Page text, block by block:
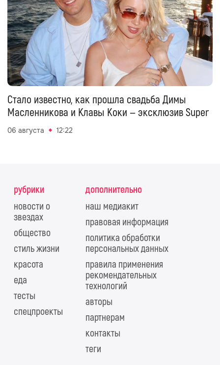
Стало известно, как прошла свадьба Димы
Масленникова и Клавы Коки — эксклюзив Super
06 августа 12:22
рубрики
новости о
звездах
общество
стиль жизни
красота
еда
тесты
спецпроекты
дополнительно
наш медиакит
правовая информация
политика обработки
персональных данных
правила применения
рекомендательных
технологий
авторы
партнерам
контакты
теги